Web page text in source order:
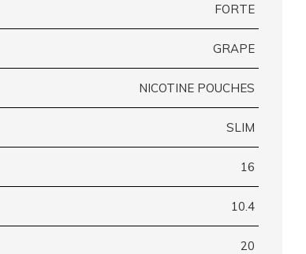
FORTE
GRAPE
NICOTINE POUCHES
SLIM
16
10.4
20